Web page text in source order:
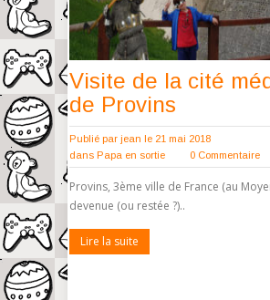
Visite de la cité
de Provins
Publié par jean le 21 mai 2018
dans Papa en sortie 0 Commentaire
Provins, 3ème ville de France (au
devenue (ou restée ?)..
Lire la suite